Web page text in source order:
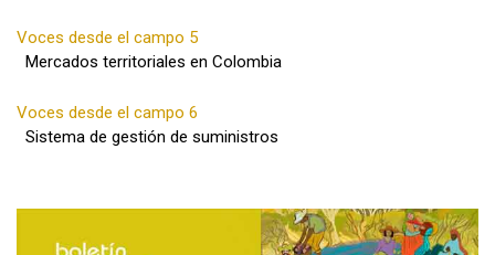
Voces desde el campo 5
Mercados territoriales en Colombia
Voces desde el campo 6
Sistema de gestión de suministros